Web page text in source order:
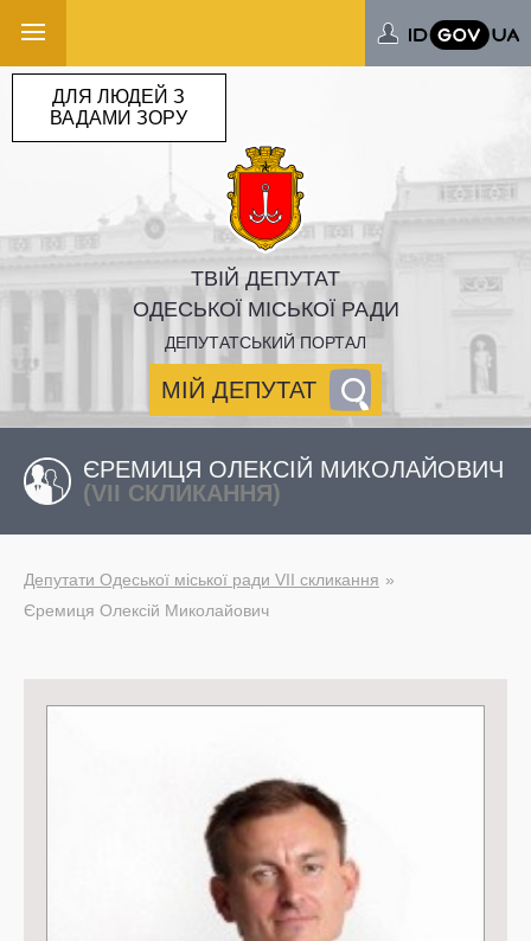
ТВІЙ ДЕПУТАТ
ОДЕСЬКОЇ МІСЬКОЇ РАДИ
ДЕПУТАТСЬКИЙ ПОРТАЛ
МІЙ ДЕПУТАТ
ДЛЯ ЛЮДЕЙ З
ВАДАМИ ЗОРУ
ЄРЕМИЦЯ ОЛЕКСІЙ МИКОЛАЙОВИЧ
(VII СКЛИКАННЯ)
Депутати Одеської міської ради VII скликання
Єремиця Олексій Миколайович